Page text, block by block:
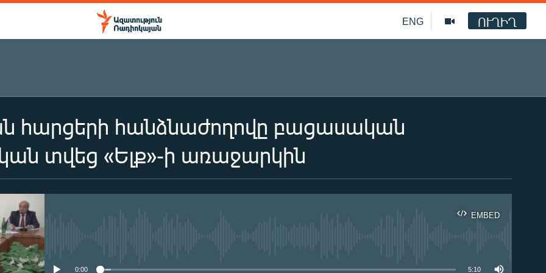
ENG ՈՒՂԻՂ
հարցերի հանձնաժողովը բացասական
տվեց «Ելք»-ի առաջարկին
EMBED
0:00 5:10